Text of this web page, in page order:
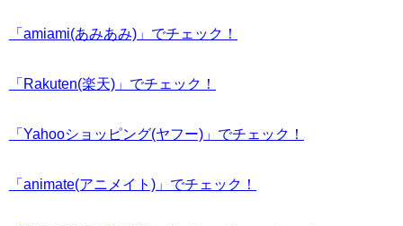
「amiami(あみあみ)」でチェック！
「Rakuten(楽天)」でチェック！
「Yahooショッピング(ヤフー)」でチェック！
「animate(アニメイト)」でチェック！